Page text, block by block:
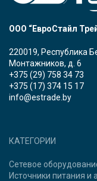
ООО “ЕвроСтайл
220019, Республика
Монтажников, д. 6
+375 (29) 758 34 73
+375 (17) 374 15 17
info@estrade.by
КАТЕГОРИИ
Сетевое
Источники питания и